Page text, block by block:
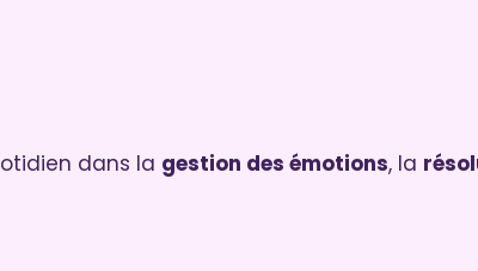
dans la gestion des émotions, la